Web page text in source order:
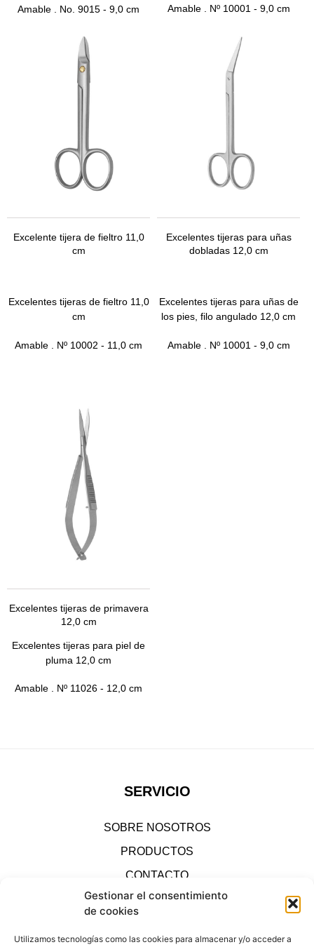
Gestionar el consentimiento
de cookies
Utilizamos tecnologías como las cookies para almacenar y/o acceder a
Amable
No. 9015 - 9,0 cm
Amable. Nº 10001 - 9,0 cm
Excelente tijera de fieltro 11,0
cm
Excelentes tijeras de fieltro 11,0
cm
Amable Nº 10002 - 11,0 cm
Excelentes tijeras para uñas
dobladas 12,0 cm
Excelentes tijeras para uñas de
los pies, filo angulado 12,0 cm
Amable. Nº 10001 - 9,0 cm
Excelentes tijeras de primavera
12,0 cm
Excelentes tijeras para piel de
pluma 12,0 cm
Amable . Nº 11026 - 12,0 cm
SERVICIO
SOBRE NOSOTROS
PRODUCTOS
CONTACTO
IMPRIMIR